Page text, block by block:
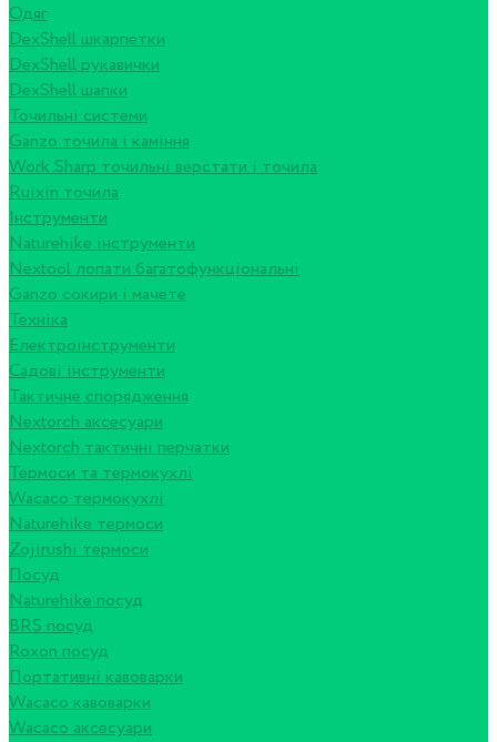
Одяг
DexShell шкарпетки
DexShell рукавички
DexShell шапки
Точильні системи
Ganzo точила і каміння
Work Sharp точильні верстати і точила
Ruixin точила
Інструменти
Naturehike інструменти
Nextool лопати багатофункціональні
Ganzo сокири і мачете
Техніка
Електроінструменти
Садові інструменти
Тактичне спорядження
Nextorch аксесуари
Nextorch тактичні перчатки
Термоси та термокухлі
Wacaco термокухлі
Naturehike термоси
Zojirushi термоси
Посуд
Naturehike посуд
BRS посуд
Roxon посуд
Портативні кавоварки
Wacaco кавоварки
Wacaco аксесуари